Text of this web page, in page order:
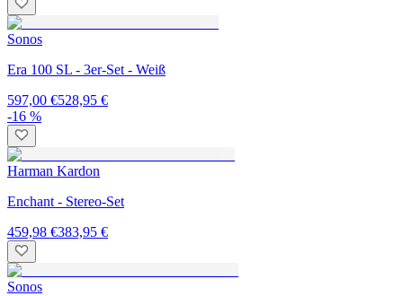
Sonos
Era 100 SL - 3er-Set - Weiß
597,00 €528,95 €
-16 %
Harman Kardon
Enchant - Stereo-Set
459,98 €383,95 €
Sonos